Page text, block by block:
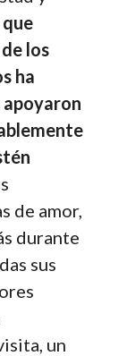
los
ha
apoyaron
de amor,
durante
sus
un